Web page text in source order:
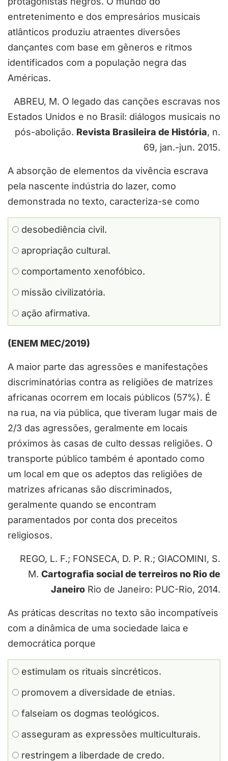
entretenimento e dos empresários musicais
atlânticos produziu atraentes diversões
dançantes com base em gêneros e ritmos
identificados com a população negra das
Américas.
ABREU, M. O legado das canções escravas nos
Estados Unidos e no Brasil: diálogos musicais no
pós-abolição. Revista Brasileira de História, n.
69, jan.-jun. 2015.
A absorção de elementos da vivência escrava
pela nascente indústria do lazer, como
demonstrada no texto, caracteriza-se como
desobediência civil.
apropriação cultural.
comportamento xenofóbico.
missão civilizatória.
ação afirmativa.
(ENEM MEC/2019)
A maior parte das agressões e manifestações
discriminatórias contra as religiões de matrizes
africanas ocorrem em locais públicos (57%). É
na rua, na via pública, que tiveram lugar mais de
2/3 das agressões, geralmente em locais
próximos às casas de culto dessas religiões. O
transporte público também é apontado como
um local em que os adeptos das religiões de
matrizes africanas são discriminados,
geralmente quando se encontram
paramentados por conta dos preceitos
religiosos.
REGO, L. F.; FONSECA, D. P. R.; GIACOMINI, S.
M. Cartografia social de terreiros no Rio de
Janeiro Rio de Janeiro: PUC-Rio, 2014.
As práticas descritas no texto são incompatíveis
com a dinâmica de uma sociedade laica e
democrática porque
estimulam os rituais sincréticos.
promovem a diversidade de etnias.
falseiam os dogmas teológicos.
asseguram as expressões multiculturais.
restringem a liberdade de credo.